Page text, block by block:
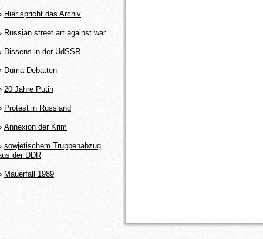
Hier spricht das Archiv
Russian street art against war
Dissens in der UdSSR
Duma-Debatten
20 Jahre Putin
Protest in Russland
Annexion der Krim
sowjetischem Truppenabzug
der DDR
Mauerfall 1989